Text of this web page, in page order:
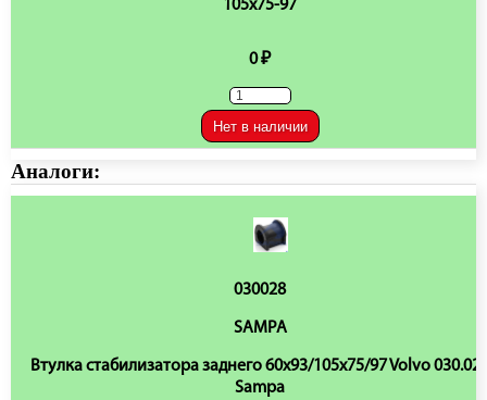
105x75-97
0 ₽
Нет в наличии
Аналоги:
030028
SAMPA
Втулка стабилизатора заднего 60x93/105x75/97 Volvo
Sampa